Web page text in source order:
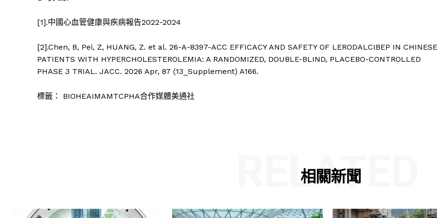
[1].中國心血管健康與疾病報告2022-2024
[2].Chen, B, Pei, Z, HUANG, Z. et al. 26-A-8397-ACC EFFICACY AND SAFETY OF LERODALCIBEP IN CHINESE
PATIENTS WITH HYPERCHOLESTEROLEMIA: A RANDOMIZED, DOUBLE-BLIND, PLACEBO-CONTROLLED
PHASE 3 TRIAL. JACC. 2026 Apr, 87 (13_Supplement) A166.
標籤： BIOHEAIMAMTCPHA合作媒體美通社
相關新聞
RELATED